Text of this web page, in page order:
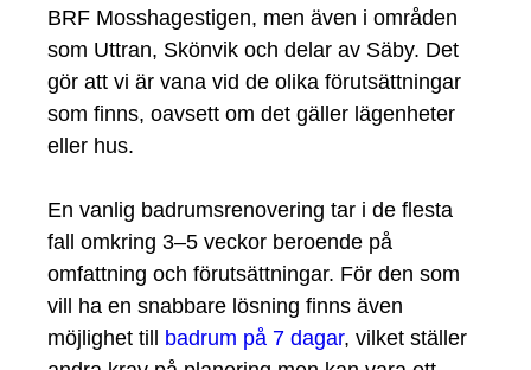
BRF Mosshagestigen, men även i områden
som Uttran, Skönvik och delar av Säby. Det
gör att vi är vana vid de olika förutsättningar
som finns, oavsett om det gäller lägenheter
eller hus.
En vanlig badrumsrenovering tar i de flesta
fall omkring 3–5 veckor beroende på
omfattning och förutsättningar. För den som
vill ha en snabbare lösning finns även
möjlighet till badrum på 7 dagar, vilket ställer